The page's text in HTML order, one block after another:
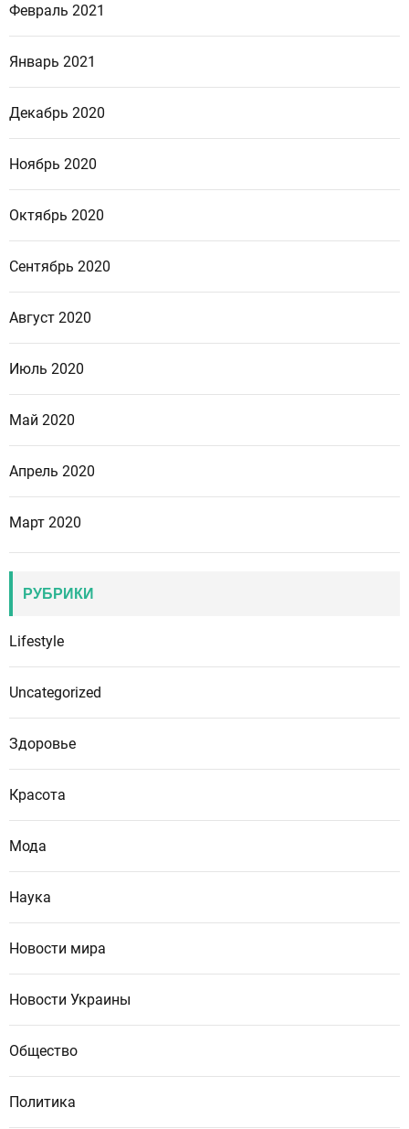
Февраль 2021
Январь 2021
Декабрь 2020
Ноябрь 2020
Октябрь 2020
Сентябрь 2020
Август 2020
Июль 2020
Май 2020
Апрель 2020
Март 2020
РУБРИКИ
Lifestyle
Uncategorized
Здоровье
Красота
Мода
Наука
Новости мира
Новости Украины
Общество
Политика